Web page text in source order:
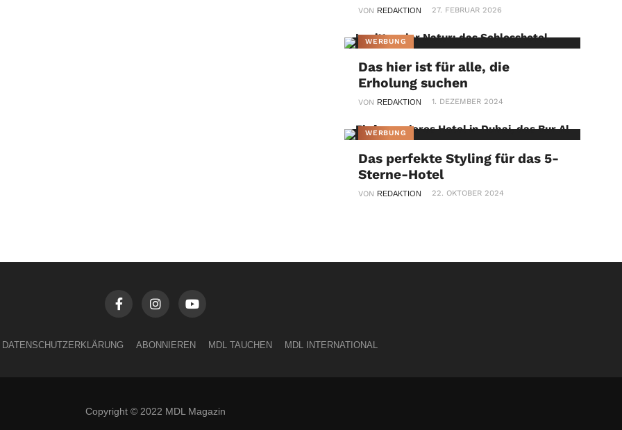
VON REDAKTION 27. FEBRUAR 2026
WERBUNG
Das hier ist für alle, die
Erholung suchen
VON REDAKTION 1. DEZEMBER 2024
WERBUNG
Das perfekte Styling für das 5-
Sterne-Hotel
VON REDAKTION 22. OKTOBER 2024
DATENSCHUTZERKLÄRUNG ABONNIEREN MDL TAUCHEN MDL INTERNATIONAL
Copyright © 2022 MDL Magazin